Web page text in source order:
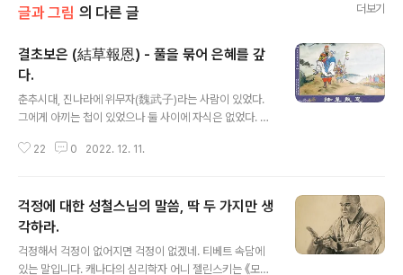
글과 그림 의 다른 글 더보기
결초보은 (結草報恩) - 풀을 묶어 은혜를 갚
다.
춘추시대, 진나라에 위무자(魏武子)라는 사람이 있었다.
그에게 아끼는 첩이 있었으나 둘 사이에 자식은 없었다. 위
했다. “첩이 아직 젊으니 내가 죽거든 다른 곳에 시집보내
감했다. 처음에는 시집보내라고 했다가 다시 자신과 함께
묻으라고 유언을 바꾸었기 때문이다. 한동안 고민하던 그
는 결국 첩을 살려 주어 다른 곳으로 시집보냈다. 그 이유를
묻자 이렇게 대답했다. “병이 깊어지면 생각이 흐려지기 마
22 0 2022. 12. 11.
걱정에 대한 성철스님의 말씀, 딱 두 가지만 생
각하라.
걱정해서 걱정이 없어지면 걱정이 없겠네. 티베트 속담에
있는 말입니다. 캐나다의 심리학자 어니 젤린스키는 《모르